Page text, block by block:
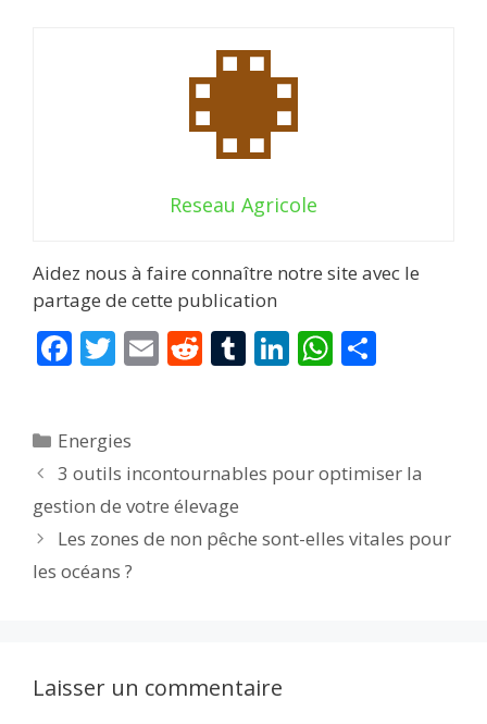
Reseau Agricole
Aidez nous à faire connaître notre site avec le
partage de cette publication
F
b
o
o
k
T
er
E R
t
T
r
Li
dI
n
W
A
p
er
Catégories
Energies
3 outils incontournables pour optimiser la
gestion de votre élevage
Les zones de non pêche sont-elles vitales pour
les océans ?
Laisser un commentaire